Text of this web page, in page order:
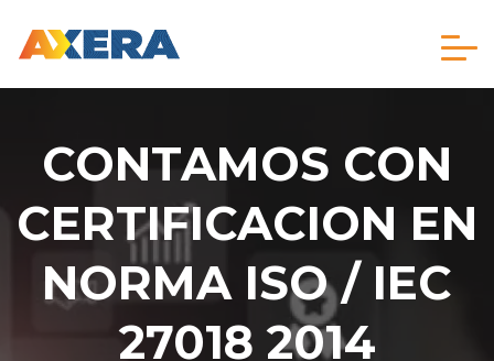
Quienes Somos
Productos y servicios
Soporte y ayuda
modo claro
CONTAMOS CON
CERTIFICACION EN
NORMA ISO / IEC
27018 2014